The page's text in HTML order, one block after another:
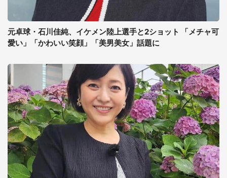
元卓球・石川佳純、イケメン陸上選手と2ショット 「メチャ可
愛い」「かわいい笑顔」「美男美女」話題に